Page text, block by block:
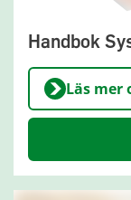
Handbok
Läs mer